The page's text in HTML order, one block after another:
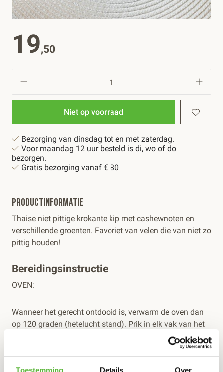
Toestemming Details Over
19,50
Niet op voorraad
Bezorging van dinsdag tot en met zaterdag.
Voor maandag 12 uur besteld is di, wo of do
bezorgen.
Gratis bezorging vanaf € 80
Productinformatie
Thaise niet pittige krokante kip met cashewnoten en
verschillende groenten. Favoriet van velen die van niet zo
pittig houden!
Bereidingsinstructie
OVEN:
Wanneer het gerecht ontdooid is, verwarm de oven dan
op 120 graden (hetelucht stand). Prik in elk vak van het
gerecht een klein gat in de folie en zet de verpakking 20
minuten in de oven. Haal dan de folie eraf en roer het
gerecht kort om met een lepel. Zet het gerecht nog eens